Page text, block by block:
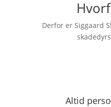
Derfor er Siggaard
Altid